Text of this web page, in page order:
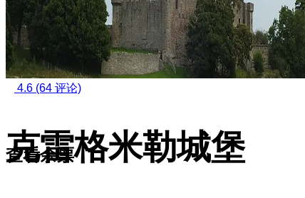
4.6 (64 评论)
克雷格米勒城堡
查看余票